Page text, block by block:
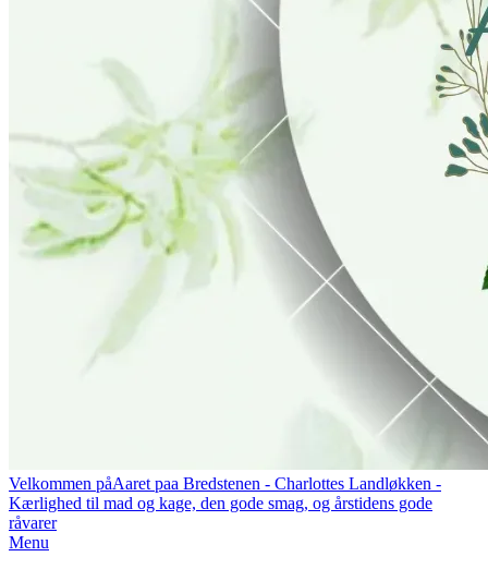
Velkommen påAaret paa Bredstenen - Charlottes Landløkken -
Kærlighed til mad og kage, den gode smag, og årstidens gode
råvarer
Primary
Menu